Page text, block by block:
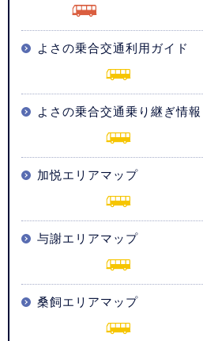
よさの乗合交通利用ガイド
よさの乗合交通乗り継ぎ情報
加悦エリアマップ
与謝エリアマップ
桑飼エリアマップ